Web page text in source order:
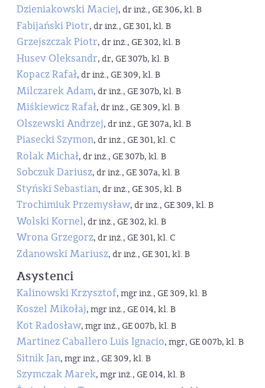
Dzieniakowski Maciej, dr inż., GE 306, kl. B
Fabijański Piotr, dr inż., GE 301, kl. B
Grzejszczak Piotr, dr inż., GE 302, kl. B
Husev Oleksandr, dr, GE 307b, kl. B
Kopacz Rafał, dr inż., GE 309, kl. B
Milczarek Adam, dr inż., GE 307b, kl. B
Miśkiewicz Rafał, dr inż., GE 309, kl. B
Olszewski Andrzej, dr inż., GE 307a, kl. B
Piasecki Szymon, dr inż., GE 301, kl. C
Rolak Michał, dr inż., GE 307b, kl. B
Sobczuk Dariusz, dr inż., GE 307a, kl. B
Styński Sebastian, dr inż., GE 305, kl. B
Trochimiuk Przemysław, dr inż., GE 309, kl. B
Wolski Kornel, dr inż., GE 302, kl. B
Wrona Grzegorz, dr inż., GE 301, kl. C
Zdanowski Mariusz, dr inż., GE 301, kl. B
Asystenci
Kalinowski Krzysztof, mgr inż., GE 309, kl. B
Koszel Mikołaj, mgr inż., GE 014, kl. B
Kot Radosław, mgr inż., GE 007b, kl. B
Martinez Caballero Luis Ignacio, mgr, GE 007b, kl. B
Sitnik Jan, mgr inż., GE 309, kl. B
Szymczak Marek, mgr inż., GE 014, kl. B